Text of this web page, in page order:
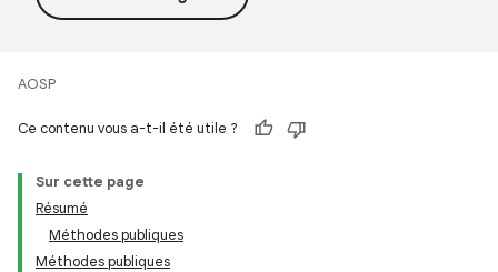
AOSP
Ce contenu vous a-t-il été utile ?
Sur cette page
Résumé
Méthodes publiques
Méthodes publiques